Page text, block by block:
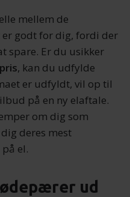
også oplysninger om
vores partnere inden
kan kombinere disse
har givet dem, eller som
deres tjenester.
mellem de
er godt for dig, fordi der
spare. Er du usikker
, kan du udfylde
er udfyldt, vil op til
på en ny elaftale.
om dig som
deres mest
el.
ud